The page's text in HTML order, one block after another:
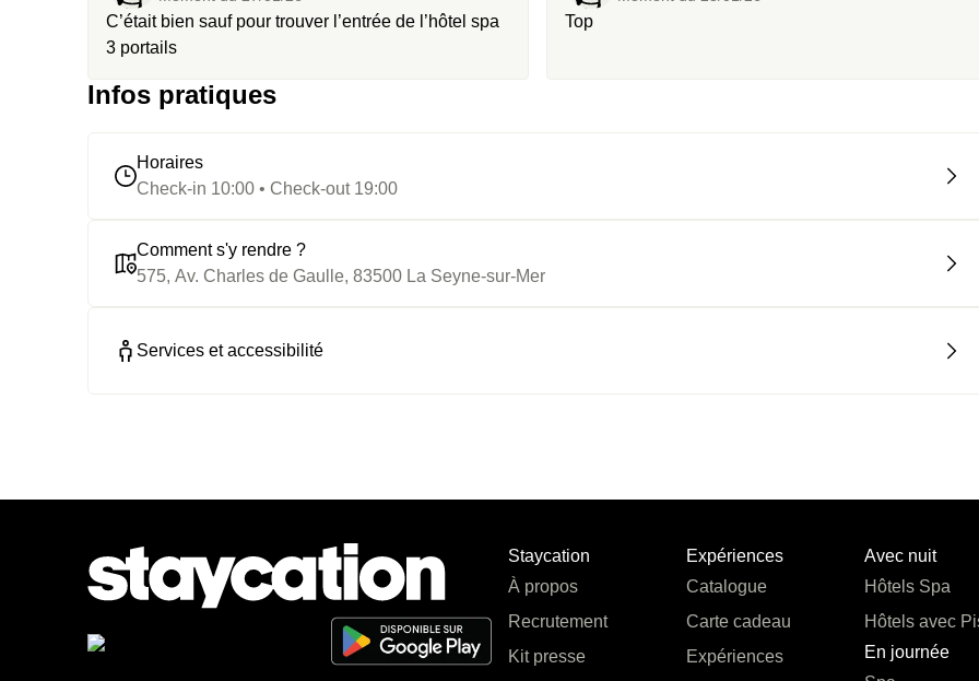
C’était bien sauf pour trouver l’entrée de l’hôtel spa
3 portails
Top
Infos pratiques
Horaires
Check-in 10:00 • Check-out 19:00
Comment s'y rendre ?
575, Av. Charles de Gaulle, 83500 La Seyne-sur-Mer
Services et accessibilité
Staycation
À propos
Recrutement
Kit presse
Expériences
Catalogue
Carte cadeau
Expériences
Avec nuit
Hôtels Spa
Hôtels avec
En journée